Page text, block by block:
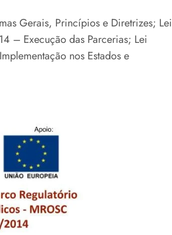
Gerais, Princípios e Diretrizes; Lei
– Execução das Parcerias; Lei
nos Estados e